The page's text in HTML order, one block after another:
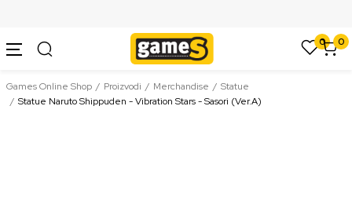
0 0
Games Online Shop Proizvodi Merchandise
Statue
Statue Naruto Shippuden - Vibration Stars - Sasori (Ver.A)